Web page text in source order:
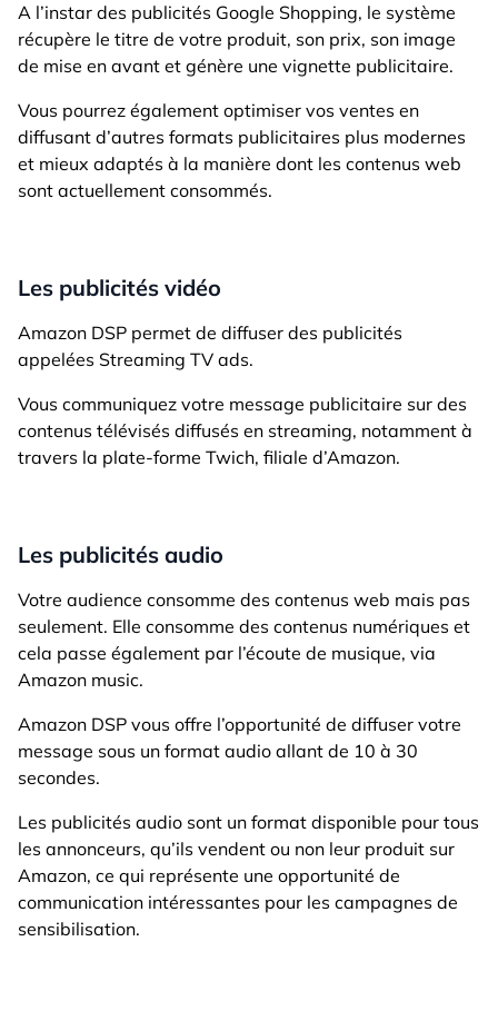
A l’instar des publicités Google Shopping, le système
récupère le titre de votre produit, son prix, son image
de mise en avant et génère une vignette publicitaire.
Vous pourrez également optimiser vos ventes en
diffusant d’autres formats publicitaires plus modernes
et mieux adaptés à la manière dont les contenus web
sont actuellement consommés.
Les publicités vidéo
Amazon DSP permet de diffuser des publicités
appelées Streaming TV ads.
Vous communiquez votre message publicitaire sur des
contenus télévisés diffusés en streaming, notamment à
travers la plate-forme Twich, filiale d’Amazon.
Les publicités audio
Votre audience consomme des contenus web mais pas
seulement. Elle consomme des contenus numériques et
cela passe également par l’écoute de musique, via
Amazon music.
Amazon DSP vous offre l’opportunité de diffuser votre
message sous un format audio allant de 10 à 30
secondes.
Les publicités audio sont un format disponible pour tous
les annonceurs, qu’ils vendent ou non leur produit sur
Amazon, ce qui représente une opportunité de
communication intéressantes pour les campagnes de
sensibilisation.